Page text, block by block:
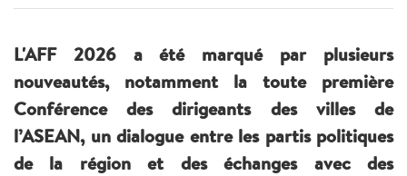
L'AFF 2026 a été marqué par plusieurs
nouveautés, notamment la toute première
Conférence des dirigeants des villes de
l’ASEAN, un dialogue entre les partis politiques
de la région et des échanges avec des